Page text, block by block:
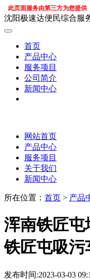
此页面服务由第三方为您提供
沈阳极速达便民综合服
首页
产品中心
服务项目
公司简介
新闻中心
网站首页
产品中心
服务项目
关于我们
新闻中心
所在位置： 首页 > 产品
浑南铁匠屯
铁匠屯吸
发布时间:2023-03-03